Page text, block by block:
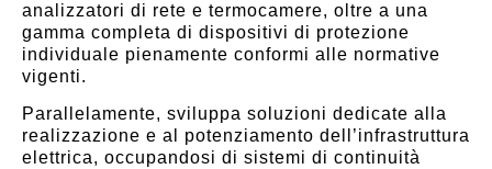
analizzatori di rete e termocamere, oltre a una
gamma completa di dispositivi di protezione
individuale pienamente conformi alle normative
vigenti.
Parallelamente, sviluppa soluzioni dedicate alla
realizzazione e al potenziamento dell’infrastruttura
elettrica, occupandosi di sistemi di continuità